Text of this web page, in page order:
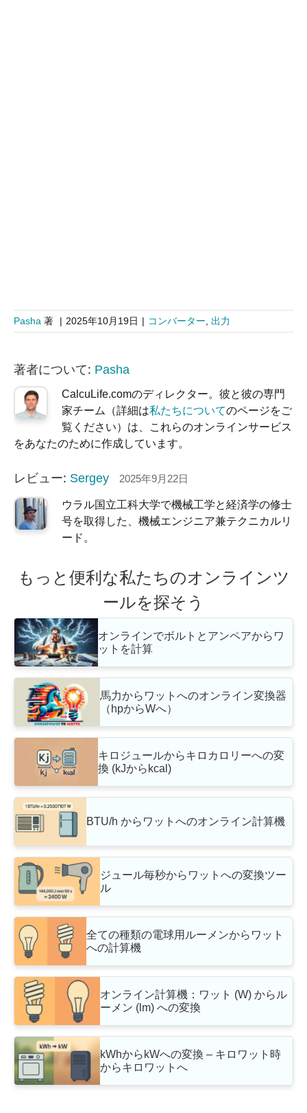
Pasha 著 | 2025年10月19日 | コンバーター 出力
著者について: Pasha
CalcuLife.comのディレクター。彼と彼の専門
家チーム（詳細は私たちについてのページをご
覧ください）は、これらのオンラインサービス
をあなたのために作成しています。
レビュー: Sergey 2025年9月22日
ウラル国立工科大学で機械工学と経済学の修士
号を取得した、機械エンジニア兼テクニカルリ
ード。
もっと便利な私たちのオンラインツ
ールを探そう
オンラインでボルトとアンペアからワ
ットを計算
馬力からワットへのオンライン変換器
（hpからWへ）
キロジュールからキロカロリーへの変
換 (kJからkcal)
BTU/h からワットへのオンライン計算機
ジュール毎秒からワットへの変換ツー
ル
全ての種類の電球用ルーメンからワット
への計算機
オンライン計算機：ワット (W) からル
ーメン (lm) への変換
kWhからkWへの変換 – キロワット時
からキロワットへ